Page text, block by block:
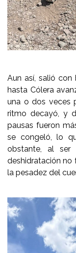
Aun así, salió
hasta Cólera
una o dos veces
ritmo decayó, y
pausas fueron
se congeló, lo
obstante, al ser
deshidratación no
la pesadez del